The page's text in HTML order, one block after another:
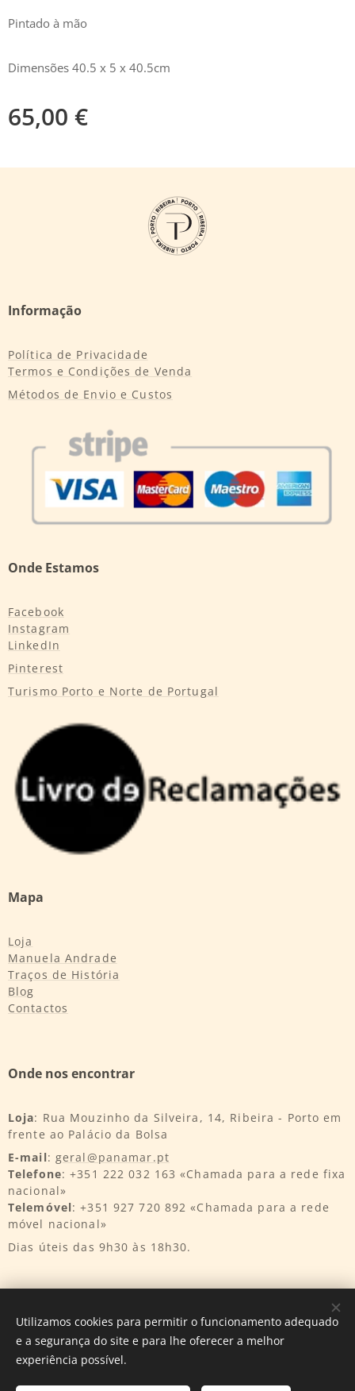
Pintado à mão
Dimensões 40.5 x 5 x 40.5cm
65,00 €
Informação
Política de Privacidade
Termos e Condições de Venda
Métodos de Envio e Custos
Onde Estamos
Facebook
Instagram
LinkedIn
Pinterest
Turismo Porto e Norte de Portugal
Mapa
Loja
Manuela Andrade
Traços de História
Blog
Contactos
Onde nos encontrar
Loja: Rua Mouzinho da Silveira, 14, Ribeira - Porto em
frente ao Palácio da Bolsa
E-mail: geral@panamar.pt
Telefone: +351 222 032 163 «Chamada para a rede fixa
nacional»
Telemóvel: +351 927 720 892 «Chamada para a rede
móvel nacional»
Dias úteis das 9h30 às 18h30.
Desenvolvido porInnTurtle Cookies
Utilizamos cookies para permitir o funcionamento adequado
e a segurança do site e para lhe oferecer a melhor
experiência possível.